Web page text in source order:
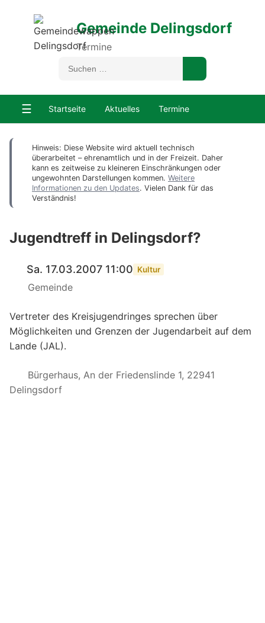
Gemeinde Delingsdorf
Termine
☰ Startseite Aktuelles Termine
Hinweis: Diese Website wird aktuell technisch
überarbeitet – ehrenamtlich und in der Freizeit. Daher
kann es zeitweise zu kleineren Einschränkungen oder
ungewohnten Darstellungen kommen. Weitere
Informationen zu den Updates. Vielen Dank für das
Verständnis!
Jugendtreff in Delingsdorf?
Sa. 17.03.2007 11:00 Kultur
Gemeinde
Vertreter des Kreisjugendringes sprechen über
Möglichkeiten und Grenzen der Jugendarbeit auf dem
Lande (JAL).
Bürgerhaus, An der Friedenslinde 1, 22941
Delingsdorf